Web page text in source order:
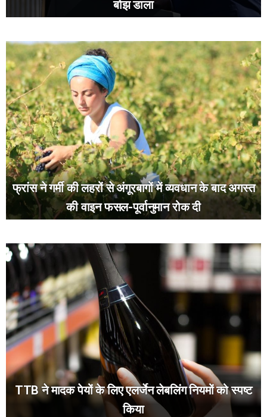
बोझ डाला
फ्रांस ने गर्मी की लहरों से अंगूरबागों में व्यवधान के बाद अगस्त
की वाइन फसल-पूर्वानुमान रोक दी
TTB ने मादक पेयों के लिए एलर्जेन लेबलिंग नियमों को स्पष्ट
किया